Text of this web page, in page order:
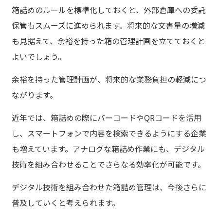
箱詰めのルールを標準化しておくと、外部倉庫への委託
保管もスムーズに進められます。将来的な文書量の増減
も見据えて、余裕を持った箱の管理計画を立てておくと
よいでしょう。
余裕を持った管理計画が、将来的な業務負担の軽減につ
ながります。
近年では、箱詰めの際にバーコードやQRコードを活用
し、スマートフォンで内容を検索できるようにする企業
も増えています。アナログな箱詰め作業にも、デジタル
技術を組み合わせることでさらなる効率化が可能です。
デジタル技術を組み合わせた箱詰め管理は、今後さらに
普及していくと考えられます。